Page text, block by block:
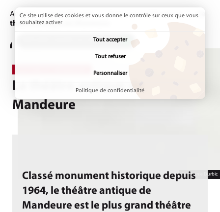
Accueil Sortir/Bouger Patrimoine & Tourisme Page
Le
théâtre antique de Mandeure
ADDTOANY (SHARE) EST DÉSACTIVÉ.
Stéphanie Durbic
Le théâtre antique de
Mandeure
Classé monument historique depuis
1964, le théâtre antique de
Mandeure est le plus grand théâtre
Ce site utilise des cookies et vous donne le contrôle sur ceux que vous
souhaitez activer
Tout accepter
Tout refuser
Personnaliser
Politique de confidentialité